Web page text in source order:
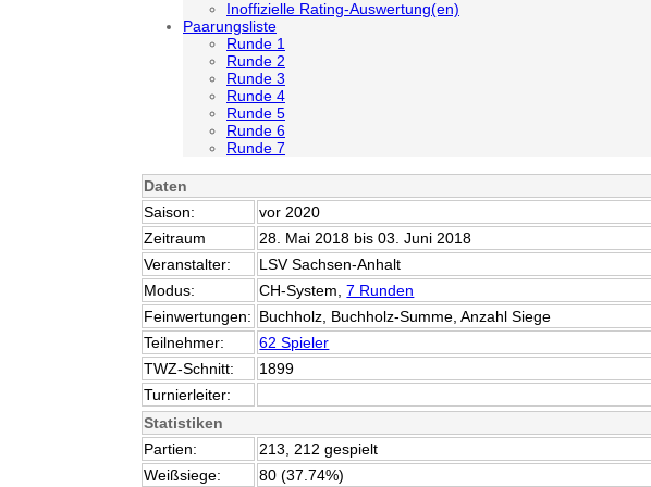
Inoffizielle Rating-Auswertung(en)
Paarungsliste
Runde 1
Runde 2
Runde 3
Runde 4
Runde 5
Runde 6
Runde 7
Daten
Saison:
vor 2020
Zeitraum
28. Mai 2018 bis 03. Juni 2018
Veranstalter:
LSV Sachsen-Anhalt
Modus:
CH-System,7 Runden
Feinwertungen: Buchholz, Buchholz-Summe, Anzahl Siege
Teilnehmer:
62 Spieler
TWZ-Schnitt:
1899
Turnierleiter:
Statistiken
Partien:
213, 212 gespielt
Weißsiege:
80 (37.74%)